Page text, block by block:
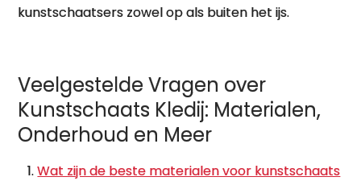
kunstschaatsers zowel op als buiten het ijs.
Veelgestelde Vragen over
Kunstschaats Kledij: Materialen,
Onderhoud en Meer
Wat zijn de beste materialen voor kunstschaats